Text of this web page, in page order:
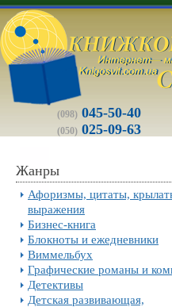
(098) 045-50-40
(050) 025-09-63
Жанры
Афоризмы, цитаты,
выражения
Бизнес-книга
Блокноты и ежедневники
Виммельбух
Графические романы и
Детективы
Детская развивающая,